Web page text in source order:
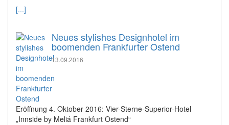
[...]
Neues stylishes Designhotel im
boomenden Frankfurter Ostend
13.09.2016
Eröffnung 4. Oktober 2016: Vier-Sterne-Superior-Hotel
„Innside by Meliá Frankfurt Ostend“